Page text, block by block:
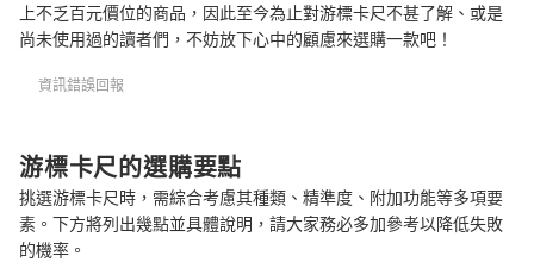
上不乏百元價位的商品，因此至今為止對游標卡尺不甚了解、或是
尚未使用過的讀者們，不妨放下心中的顧慮來選購一款吧！
資訊錯誤回報
游標卡尺的選購要點
挑選游標卡尺時，需綜合考慮其種類、精準度、附加功能等多項要
素。下方將列出幾點並具體說明，請大家務必多加參考以降低失敗
的機率。